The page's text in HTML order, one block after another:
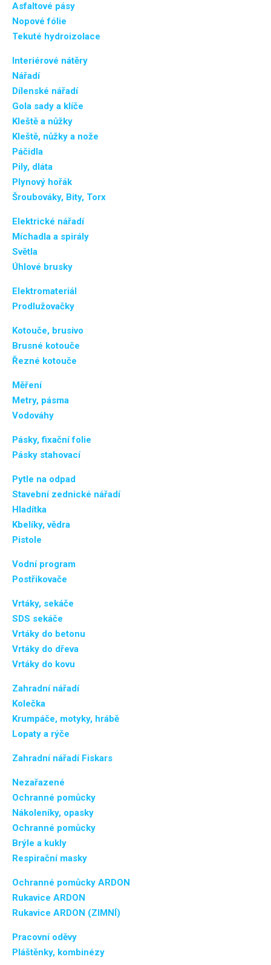
Asfaltové pásy
Nopové fólie
Tekuté hydroizolace
Interiérové nátěry
Nářadí
Dílenské nářadí
Gola sady a klíče
Kleště a nůžky
Kleště, nůžky a nože
Páčidla
Pily, dláta
Plynový hořák
Šroubováky, Bity, Torx
Elektrické nářadí
Míchadla a spirály
Světla
Úhlové brusky
Elektromateriál
Prodlužovačky
Kotouče, brusivo
Brusné kotouče
Řezné kotouče
Měření
Metry, pásma
Vodováhy
Pásky, fixační folie
Pásky stahovací
Pytle na odpad
Stavební zednické nářadí
Hladítka
Kbelíky, vědra
Pistole
Vodní program
Postřikovače
Vrtáky, sekáče
SDS sekáče
Vrtáky do betonu
Vrtáky do dřeva
Vrtáky do kovu
Zahradní nářadí
Kolečka
Krumpáče, motyky, hrábě
Lopaty a rýče
Zahradní nářadí Fiskars
Nezařazené
Ochranné pomůcky
Nákoleníky, opasky
Ochranné pomůcky
Brýle a kukly
Respirační masky
Ochranné pomůcky ARDON
Rukavice ARDON
Rukavice ARDON (ZIMNÍ)
Pracovní oděvy
Pláštěnky, kombinézy